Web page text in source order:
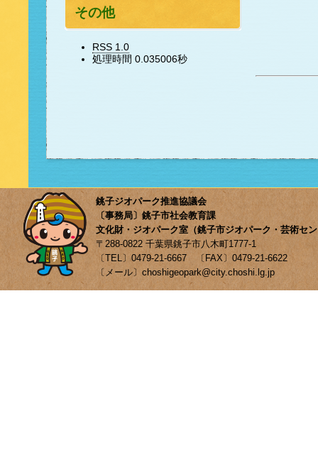
その他
RSS 1.0
処理時間 0.035006秒
銚子ジオパーク推進協議会
〔事務局〕銚子市社会教育課
文化財・ジオパーク室（銚子市ジオパーク・芸術セ
〒288-0822 千葉県銚子市八木町1777-1
〔TEL〕0479-21-6667 〔FAX〕0479-21-6622
〔メール〕choshigeopark@city.choshi.lg.jp